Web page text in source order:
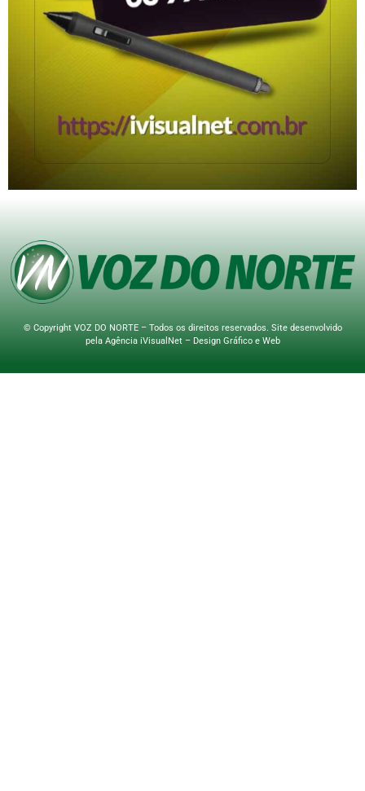
© Copyright VOZ DO NORTE – Todos os direitos reservados. Site desenvolvido
pela Agência iVisualNet – Design Gráfico e Web